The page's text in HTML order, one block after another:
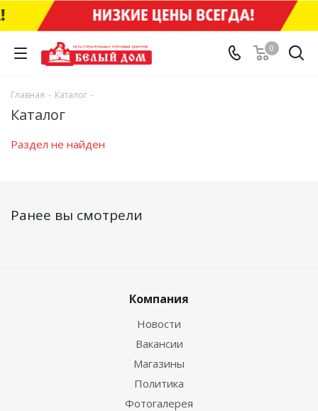
0
Главная - Каталог -
Каталог
Раздел не найден
Ранее вы смотрели
Компания
Новости
Вакансии
Магазины
Политика
Фотогалерея